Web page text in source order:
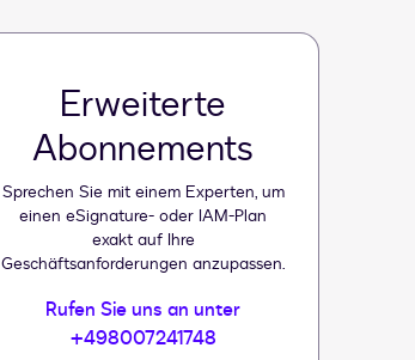
Erweiterte
Abonnements
Sprechen Sie mit einem Experten, um
einen eSignature- oder IAM-Plan
exakt auf Ihre
Geschäftsanforderungen anzupassen.
Rufen Sie uns an unter
+498007241748